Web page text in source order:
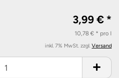
3,99 € *
10,78 € * pro l
inkl. 7% MwSt. zzgl. Versand